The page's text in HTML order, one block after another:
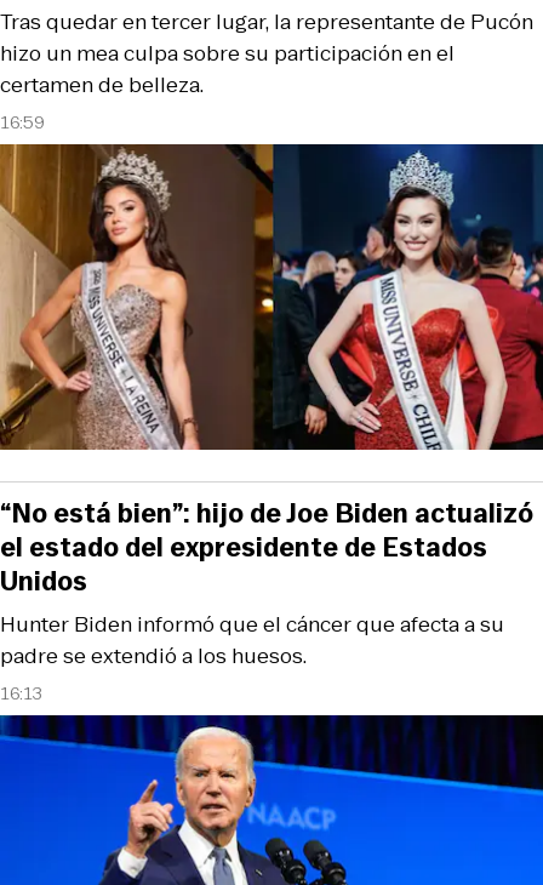
16:59
Tras quedar en tercer lugar, la representante de Pucón
hizo un mea culpa sobre su participación en el
certamen de belleza.
16:13
Hunter Biden informó que el cáncer que afecta a su
padre se extendió a los huesos.
“No está bien”: hijo de Joe Biden actualizó
el estado del expresidente de Estados
Unidos